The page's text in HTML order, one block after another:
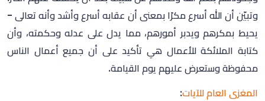
وتبيّن أن الله أسرع مكرًا بمعنى أن عقابه أسرع وأشد وأنه تعالى -
يحيط بمكرهم ويدبر أمورهم، مما يدل على عدله وحكمته، وأن
كتابة الملائكة للأعمال هي تأكيد على أن جميع أعمال الناس
محفوظة وستعرض عليهم يوم القيامة.
المغزى العام للآيات: